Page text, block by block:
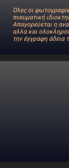
Όλες οι
πνευματική
Απαγορεύεται η
αλλα και
την έγγραφη άδεια